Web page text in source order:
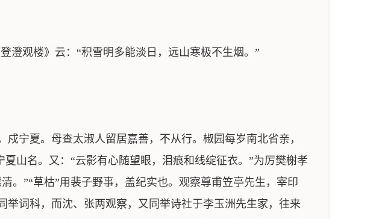
澄观楼》云：“积雪明多能淡日，远山寒极不生烟。”
宁夏。母查太淑人留居嘉善，不从行。椒园每岁南北省亲，
山名。又：“云影有心随望眼，泪痕和线绽征衣。”为厉樊榭孝
。”“草枯”用裴子野事，盖纪实也。观察尊甫笠亭先生，宰印
词科，而沈、张两观察，又同举诗社于李玉洲先生家，往来